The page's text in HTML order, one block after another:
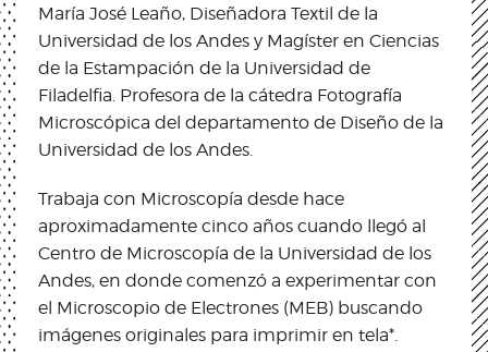
María José Leaño, Diseñadora Textil de la
Universidad de los Andes y Magíster en Ciencias
de la Estampación de la Universidad de
Filadelfia. Profesora de la cátedra Fotografía
Microscópica del departamento de Diseño de la
Universidad de los Andes.
Trabaja con Microscopía desde hace
aproximadamente cinco años cuando llegó al
Centro de Microscopía de la Universidad de los
Andes, en donde comenzó a experimentar con
el Microscopio de Electrones (MEB) buscando
imágenes originales para imprimir en tela*.